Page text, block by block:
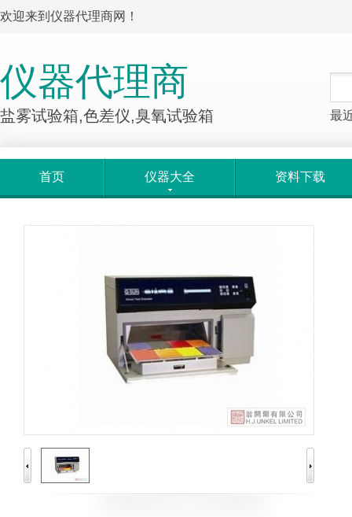
欢迎来到仪器代理商网！
仪器代理商
盐雾试验箱,色差仪,臭氧试验箱 最
首页 仪器大全 资料下载